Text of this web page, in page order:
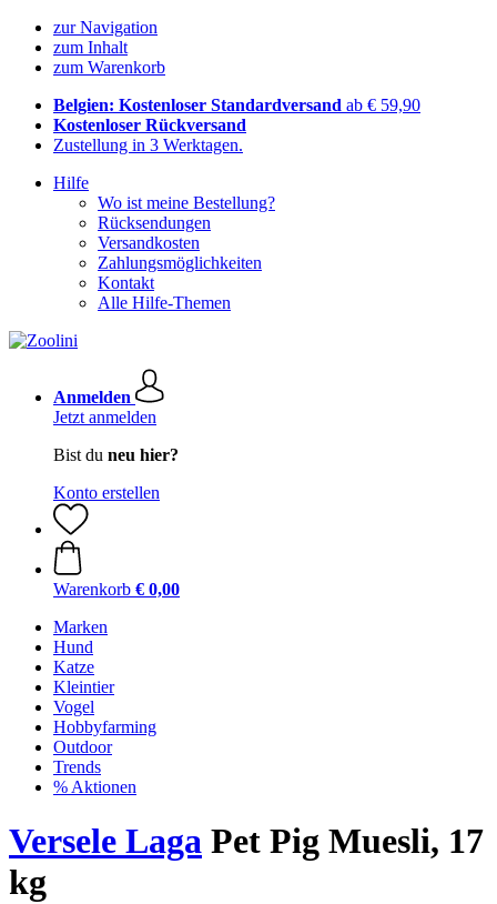
zur Navigation
zum Inhalt
zum Warenkorb
Belgien: Kostenloser Standardversand ab € 59,90
Kostenloser Rückversand
Zustellung in 3 Werktagen.
Hilfe
Wo ist meine Bestellung?
Rücksendungen
Versandkosten
Zahlungsmöglichkeiten
Kontakt
Alle Hilfe-Themen
Anmelden
Jetzt anmelden
Bist du neu hier?
Konto erstellen
Warenkorb € 0,00
Marken
Hund
Katze
Kleintier
Vogel
Hobbyfarming
Outdoor
Trends
% Aktionen
Versele Laga Pet Pig Muesli, 17
kg